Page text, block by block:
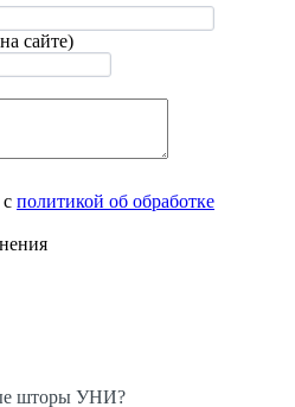
сайте)
политикой об обработке
шторы УНИ?